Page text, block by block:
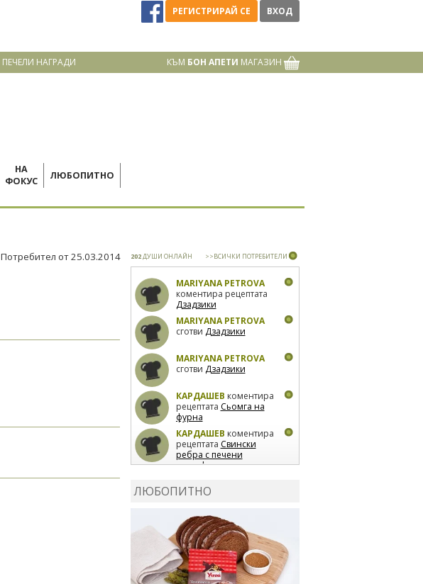
РЕГИСТРИРАЙ СЕ ВХОД
ПЕЧЕЛИ НАГРАДИ КЪМ БОН АПЕТИ МАГАЗИН
НА
ФОКУС
ЛЮБОПИТНО
Потребител от 25.03.2014 202ДУШИ ОНЛАЙН >>ВСИЧКИ ПОТРЕБИТЕЛИ
MARIYANA PETROVA
коментира рецептата
Дзадзики
MARIYANA PETROVA
сготви Дзадзики
MARIYANA PETROVA
сготви Дзадзики
КАРДАШЕВ коментира
рецептата Сьомга на
фурна
КАРДАШЕВ коментира
рецептата Свински
ребра с печени
картофи
лимон
коментира рецептата
Киноа със зеленчуци
ЛЮБОПИТНО